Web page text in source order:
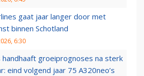
gaat jaar langer door met
binnen Schotland
6:30
handhaaft groeiprognoses na sterk
eind volgend jaar 75 A320neo’s